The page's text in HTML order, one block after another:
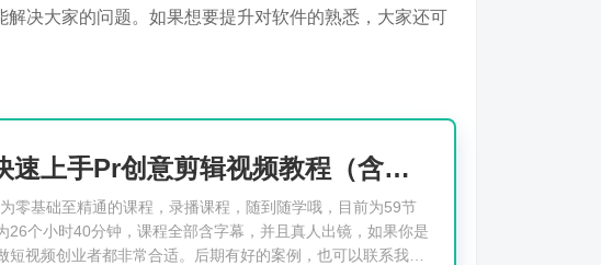
决大家的问题。如果想要提升对软件的熟悉，大家还可
30天快速上手Pr创意剪辑视频教程（含手机剪映课程，含字幕）
零基础至精通的课程，录播课程，随到随学哦，目前为59节
26个小时40分钟，课程全部含字幕，并且真人出镜，如果你是
短视频创业者都非常合适。后期有好的案例，也可以联系我们